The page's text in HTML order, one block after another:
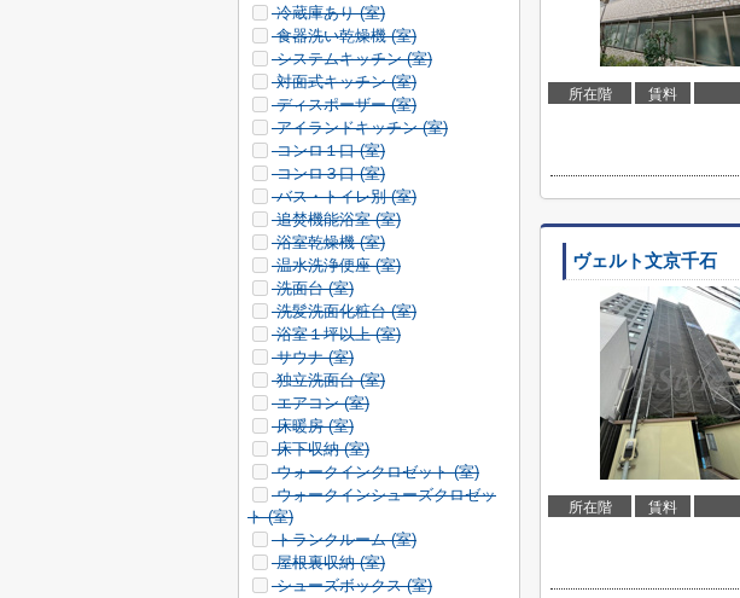
所在階 賃料
ヴェルト文京千石
所在階 賃料
冷蔵庫あり (室)
食器洗い乾燥機 (室)
システムキッチン (室)
対面式キッチン (室)
ディスポーザー (室)
アイランドキッチン (室)
コンロ１口 (室)
コンロ３口 (室)
バス・トイレ別 (室)
追焚機能浴室 (室)
浴室乾燥機 (室)
温水洗浄便座 (室)
洗面台 (室)
洗髪洗面化粧台 (室)
浴室１坪以上 (室)
サウナ (室)
独立洗面台 (室)
エアコン (室)
床暖房 (室)
床下収納 (室)
ウォークインクロゼット (室)
ウォークインシューズクロゼッ
ト (室)
トランクルーム (室)
屋根裏収納 (室)
シューズボックス (室)